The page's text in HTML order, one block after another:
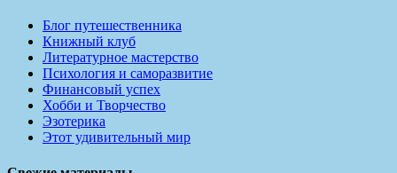
Блог путешественника
Книжный клуб
Литературное мастерство
Психология и саморазвитие
Финансовый успех
Хобби и Творчество
Эзотерика
Этот удивительный мир